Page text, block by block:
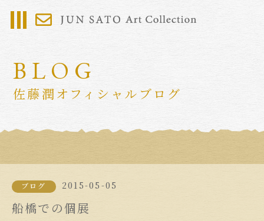
BLOG
佐藤潤オフィシャルブログ
ブログ 2015-05-05
船橋での個展